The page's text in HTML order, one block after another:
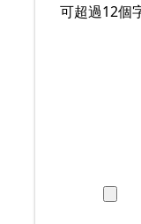
可超過12個